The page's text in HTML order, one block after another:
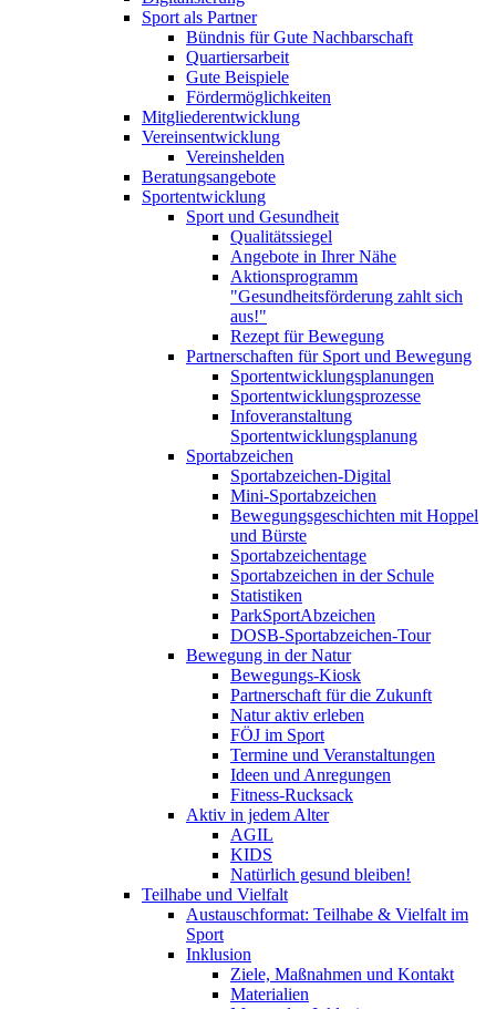
Sport als Partner
Bündnis für Gute Nachbarschaft
Quartiersarbeit
Gute Beispiele
Fördermöglichkeiten
Mitgliederentwicklung
Vereinsentwicklung
Vereinshelden
Beratungsangebote
Sportentwicklung
Sport und Gesundheit
Qualitätssiegel
Angebote in Ihrer Nähe
Aktionsprogramm
"Gesundheitsförderung zahlt sich
aus!"
Rezept für Bewegung
Partnerschaften für Sport und Bewegung
Sportentwicklungsplanungen
Sportentwicklungsprozesse
Infoveranstaltung
Sportentwicklungsplanung
Sportabzeichen
Sportabzeichen-Digital
Mini-Sportabzeichen
Bewegungsgeschichten mit Hoppel
und Bürste
Sportabzeichentage
Sportabzeichen in der Schule
Statistiken
ParkSportAbzeichen
DOSB-Sportabzeichen-Tour
Bewegung in der Natur
Bewegungs-Kiosk
Partnerschaft für die Zukunft
Natur aktiv erleben
FÖJ im Sport
Termine und Veranstaltungen
Ideen und Anregungen
Fitness-Rucksack
Aktiv in jedem Alter
AGIL
KIDS
Natürlich gesund bleiben!
Teilhabe und Vielfalt
Austauschformat: Teilhabe & Vielfalt im
Sport
Inklusion
Ziele, Maßnahmen und Kontakt
Materialien